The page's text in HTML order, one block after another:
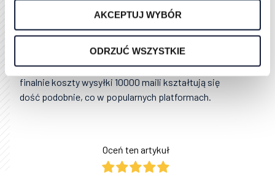
AKCEPTUJ WYBÓR
ODRZUĆ WSZYSTKIE
Wysyłka maili przez takie firmy jest zwykle dość tania
przygotowawcze, a więc odpowiednie ustawienia
serwerów czy dostosowanie bazy mogą kosztować
od 200 do 500 złotych za większą kampanię, więc
finalnie koszty wysyłki 10000 maili kształtują się
dość podobnie, co w popularnych platformach.
Oceń ten artykuł